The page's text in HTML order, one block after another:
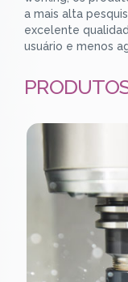
a mais alta
excelente
usuário e menos